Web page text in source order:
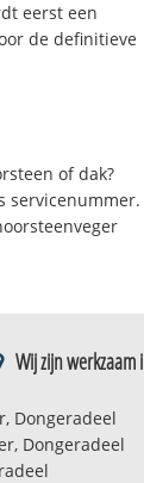
eerst een
de definitieve
of dak?
servicenummer.
Wij zijn
Dongeradeel
Dongeradeel